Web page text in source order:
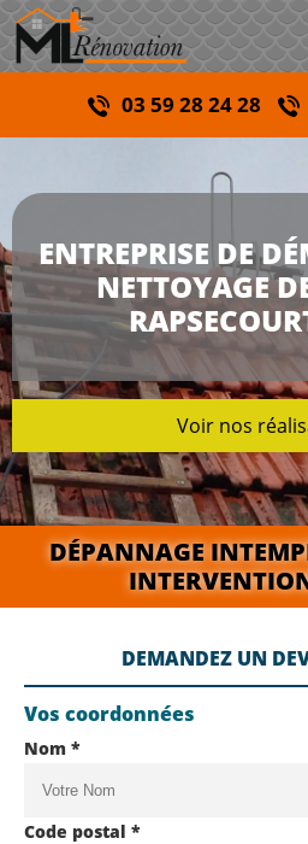
03 59 28 24 28
ENTREPRISE DE
NETTOYAGE
Voir nos
DÉPANNAGE
DEMANDEZ UN
Vos coordonnées
Nom *
Code postal *